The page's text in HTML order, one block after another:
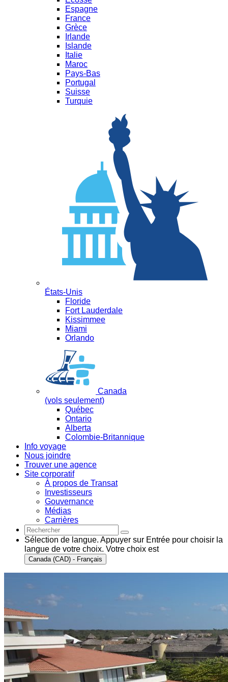
Espagne
France
Grèce
Irlande
Islande
Italie
Maroc
Pays-Bas
Portugal
Suisse
Turquie
États-Unis
Floride
Fort Lauderdale
Kissimmee
Miami
Orlando
Canada
(vols seulement)
Québec
Ontario
Alberta
Colombie-Britannique
Info voyage
Nous joindre
Trouver une agence
Site corporatif
À propos de Transat
Investisseurs
Gouvernance
Médias
Carrières
Sélection de langue. Appuyer sur Entrée pour choisir la
langue de votre choix. Votre choix est
Canada (CAD) - Français